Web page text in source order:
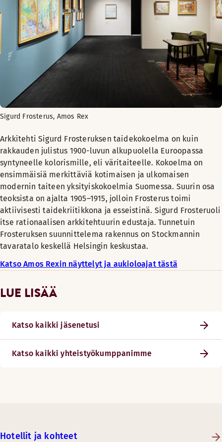
Sigurd Frosterus, Amos Rex
Arkkitehti Sigurd Frosteruksen taidekokoelma on kuin
rakkauden julistus 1900-luvun alkupuolella Euroopassa
syntyneelle kolorismille, eli väritaiteelle. Kokoelma on
ensimmäisiä merkittäviä kotimaisen ja ulkomaisen
modernin taiteen yksityiskokoelmia Suomessa. Suurin osa
teoksista on ajalta 1905–1915, jolloin Frosterus toimi
aktiivisesti taidekriitikkona ja esseistinä. Sigurd Frosteruoli
itse rationaalisen arkkitehtuurin edustaja. Tunnetuin
Frosteruksen suunnittelema rakennus on Stockmannin
tavaratalo keskellä Helsingin keskustaa.
Katso Amos Rexin näyttelyt ja aukioloajat tästä
LUE LISÄÄ
Katso kaikki jäsenetusi
Katso kaikki yhteistyökumppanimme
Hotellit ja kohteet